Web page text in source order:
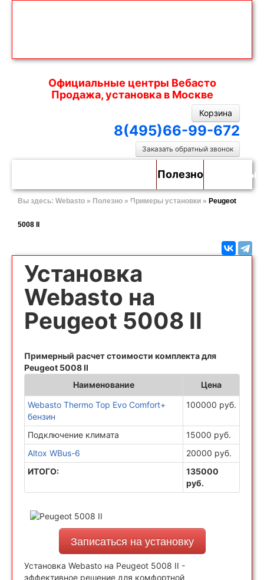
Официальные центры Вебасто
Продажа, установка в Москве
Корзина
8(495)66-99-672
Заказать обратный звонок
Установка
в
Полезно Контакты
Вы здесь: Webasto » Полезно » Примеры установки » Peugeot
5008 II
Установка
Webasto на
Peugeot 5008 II
Примерный расчет стоимости комплекта для
Peugeot 5008 II
Наименование
Цена
Webasto Thermo Top Evo Comfort+
бензин
100000 руб.
Подключение климата
15000 руб.
Altox WBus-6
20000 руб.
ИТОГО:
135000
руб.
Записаться на установку
Установка Webasto на Peugeot 5008 II -
эффективное решение для комфортной